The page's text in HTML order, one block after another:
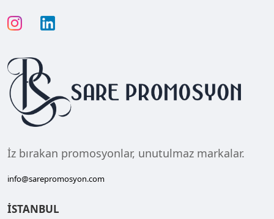
İz bırakan promosyonlar, unutulmaz markalar.
info@sarepromosyon.com
İSTANBUL